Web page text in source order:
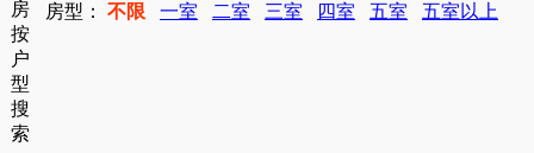
房型： 不限 一室 二室 三室 四室 五室 五室以上